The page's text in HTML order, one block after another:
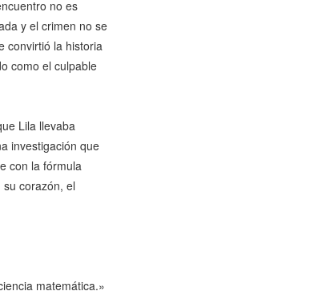
no es
y el crimen no se
convirtió la historia
como el culpable
Lila llevaba
investigación que
con la fórmula
corazón, el
matemática.»